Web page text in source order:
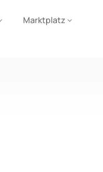
Marktplatz